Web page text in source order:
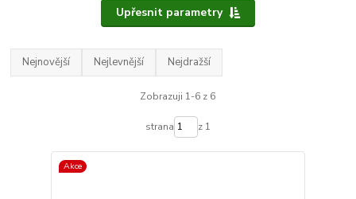
Upřesnit parametry
Nejnovější Nejlevnější Nejdražší
Zobrazuji 1-6 z 6
strana z 1
Akce